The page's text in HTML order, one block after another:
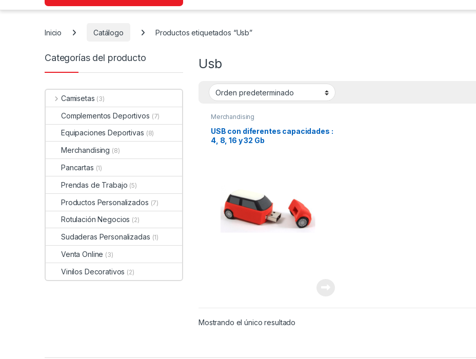
Inicio Catálogo Productos etiquetados “Usb”
Usb
Merchandising
USB con diferentes capacidades :
4, 8, 16 y 32 Gb
Mostrando el único resultado
Categorías del producto
Camisetas (3)
Complementos Deportivos (7)
Equipaciones Deportivas (8)
Merchandising (8)
Pancartas (1)
Prendas de Trabajo (5)
Productos Personalizados (7)
Rotulación Negocios (2)
Sudaderas Personalizadas (1)
Venta Online (3)
Vinilos Decorativos (2)